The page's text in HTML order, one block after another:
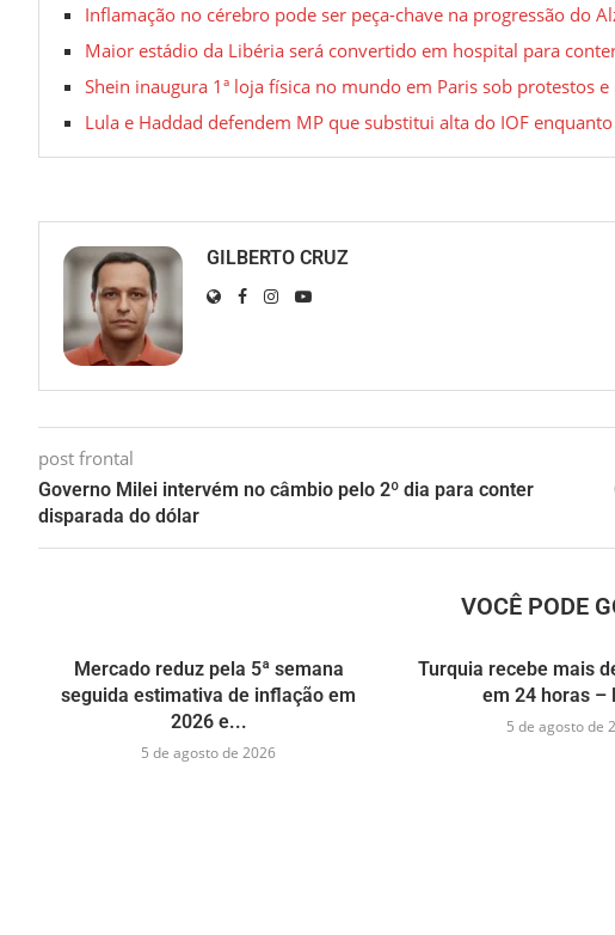
Inflamação no cérebro pode ser peça-chave na progressão do
Maior estádio da Libéria será convertido em hospital para
Shein inaugura 1ª loja física no mundo em Paris sob protestos
Lula e Haddad defendem MP que substitui alta do IOF
GILBERTO CRUZ
post frontal
Governo Milei intervém no câmbio pelo 2º dia para conter
disparada do dólar
VOCÊ PODE
Mercado reduz pela 5ª semana
seguida estimativa de inflação em
2026 e...
5 de agosto de 2026
Turquia recebe mais
em 24 horas –
5 de agosto de